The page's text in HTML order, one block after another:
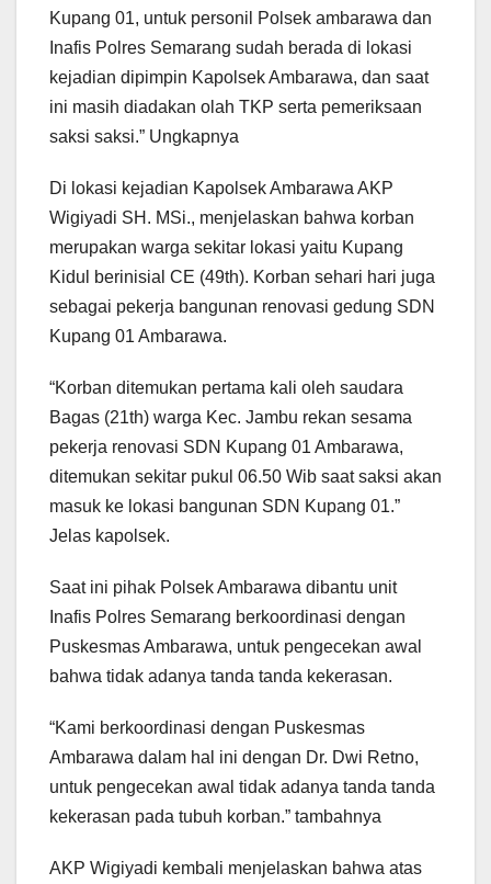
Kupang 01, untuk personil Polsek ambarawa dan
Inafis Polres Semarang sudah berada di lokasi
kejadian dipimpin Kapolsek Ambarawa, dan saat
ini masih diadakan olah TKP serta pemeriksaan
saksi saksi.” Ungkapnya
Di lokasi kejadian Kapolsek Ambarawa AKP
Wigiyadi SH. MSi., menjelaskan bahwa korban
merupakan warga sekitar lokasi yaitu Kupang
Kidul berinisial CE (49th). Korban sehari hari juga
sebagai pekerja bangunan renovasi gedung SDN
Kupang 01 Ambarawa.
“Korban ditemukan pertama kali oleh saudara
Bagas (21th) warga Kec. Jambu rekan sesama
pekerja renovasi SDN Kupang 01 Ambarawa,
ditemukan sekitar pukul 06.50 Wib saat saksi akan
masuk ke lokasi bangunan SDN Kupang 01.”
Jelas kapolsek.
Saat ini pihak Polsek Ambarawa dibantu unit
Inafis Polres Semarang berkoordinasi dengan
Puskesmas Ambarawa, untuk pengecekan awal
bahwa tidak adanya tanda tanda kekerasan.
“Kami berkoordinasi dengan Puskesmas
Ambarawa dalam hal ini dengan Dr. Dwi Retno,
untuk pengecekan awal tidak adanya tanda tanda
kekerasan pada tubuh korban.” tambahnya
AKP Wigiyadi kembali menjelaskan bahwa atas